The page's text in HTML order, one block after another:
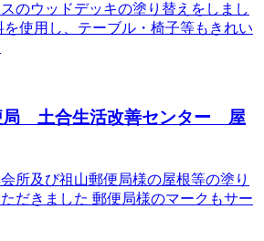
のウッドデッキの塗り替えをしまし
を使用し、テーブル・椅子等もきれい
局 土合生活改善センター 屋
所及び祖山郵便局様の屋根等の塗り
だきました 郵便局様のマークもサー